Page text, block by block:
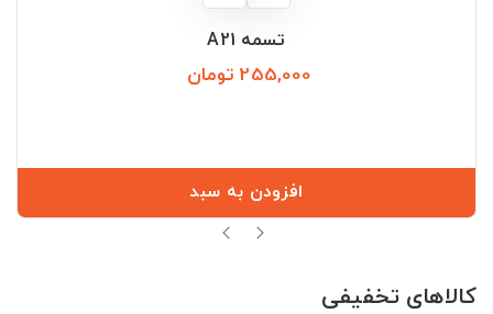
تسمه A21
255,000 تومان
افزودن به سبد
کالاهای تخفیفی